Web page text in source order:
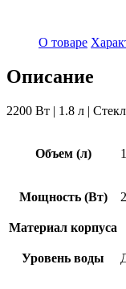
О товаре
Описание
2200 Вт | 1.8 л |
Объем (л)
Мощность (Вт)
Материал корпуса
Уровень воды